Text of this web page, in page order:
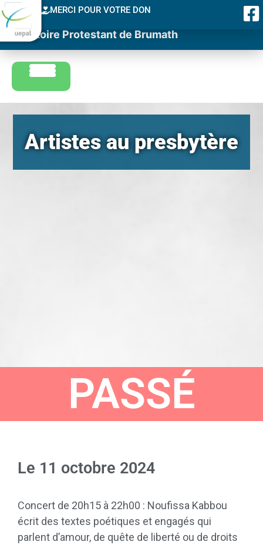
MERCI POUR VOTRE DON
Consistoire Protestant de Brumath
Artistes au presbytère
PASSÉ
Le 11 octobre 2024
Concert de 20h15 à 22h00 : Noufissa Kabbou
écrit des textes poétiques et engagés qui
parlent d’amour, de quête de liberté ou de droits